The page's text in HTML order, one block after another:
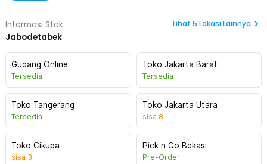
Informasi Stok:
Jabodetabek
Lihat 5 Lokasi Lainnya
Gudang Online
Tersedia
Toko Jakarta Barat
Tersedia
Toko Tangerang
Tersedia
Toko Jakarta Utara
sisa 8
Toko Cikupa
sisa 3
Pick n Go Bekasi
Pre-Order